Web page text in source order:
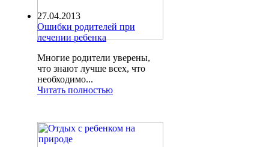
27.04.2013
Ошибки родителей при
лечении ребенка
Многие родители уверены,
что знают лучше всех, что
необходимо...
Читать полностью